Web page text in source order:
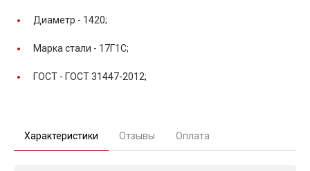
Диаметр - 1420;
Марка стали - 17Г1С;
ГОСТ - ГОСТ 31447-2012;
Характеристики Отзывы Оплата